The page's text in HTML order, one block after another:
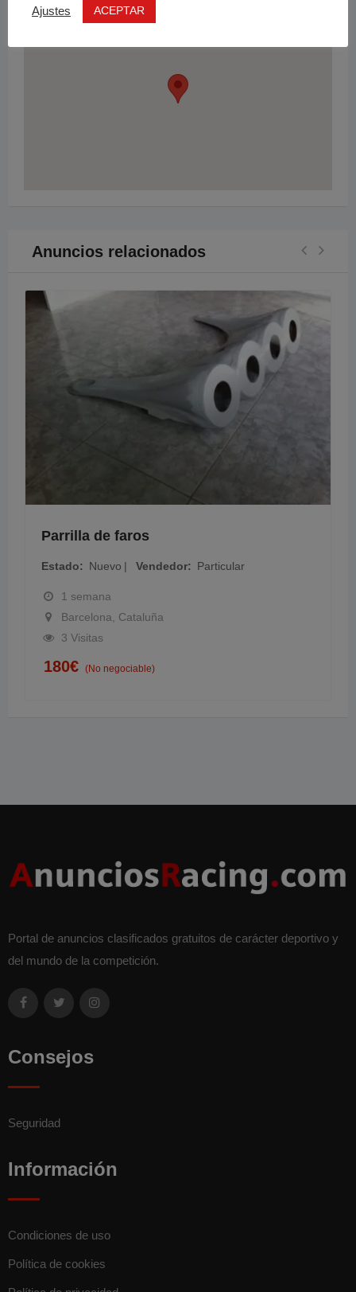
Anuncios relacionados
Parrilla de faros
Estado Nuevo Vendedor Particular
1 semana
Barcelona, Cataluña
3 Visitas
180€ (No negociable)
Portal de anuncios clasificados gratuitos de carácter deportivo y
del mundo de la competición.
Consejos
Seguridad
Información
Condiciones de uso
Política de cookies
Ajustes ACEPTAR